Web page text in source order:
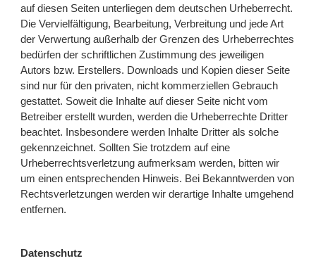
auf diesen Seiten unterliegen dem deutschen Urheberrecht.
Die Vervielfältigung, Bearbeitung, Verbreitung und jede Art
der Verwertung außerhalb der Grenzen des Urheberrechtes
bedürfen der schriftlichen Zustimmung des jeweiligen
Autors bzw. Erstellers. Downloads und Kopien dieser Seite
sind nur für den privaten, nicht kommerziellen Gebrauch
gestattet. Soweit die Inhalte auf dieser Seite nicht vom
Betreiber erstellt wurden, werden die Urheberrechte Dritter
beachtet. Insbesondere werden Inhalte Dritter als solche
gekennzeichnet. Sollten Sie trotzdem auf eine
Urheberrechtsverletzung aufmerksam werden, bitten wir
um einen entsprechenden Hinweis. Bei Bekanntwerden von
Rechtsverletzungen werden wir derartige Inhalte umgehend
entfernen.
Datenschutz